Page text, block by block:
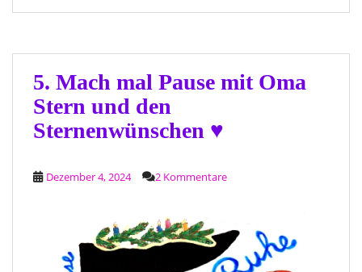
5. Mach mal Pause mit Oma
Stern und den
Sternenwünschen ♥
Dezember 4, 2024 2 Kommentare